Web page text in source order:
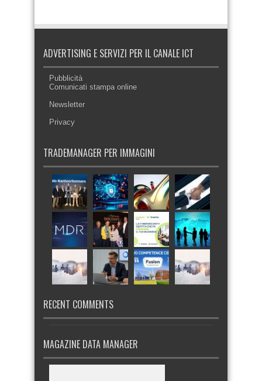
ADVERTISING E SERVIZI PER IL CANALE ICT
Pubblicità
Comunicati stampa online
Newsletter
Privacy
TRADEMANAGER PER IMMAGINI
RECENT COMMENTS
MAGAZINE DATA MANAGER